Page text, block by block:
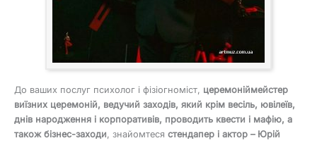
До ваших послуг психолог і фізіогноміст, церемоніймейстер
виїзних церемоній, ведучий заходів, який крім весіль, ювілеїв,
днів народження і корпоративів, проводить квести і мафію, а
також бізнес-заходи, знайомтеся стендапер і актор – Юрій